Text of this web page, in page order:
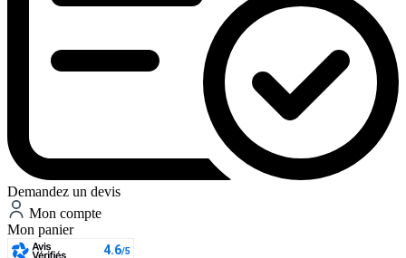
Demandez un devis
Mon compte
Mon panier